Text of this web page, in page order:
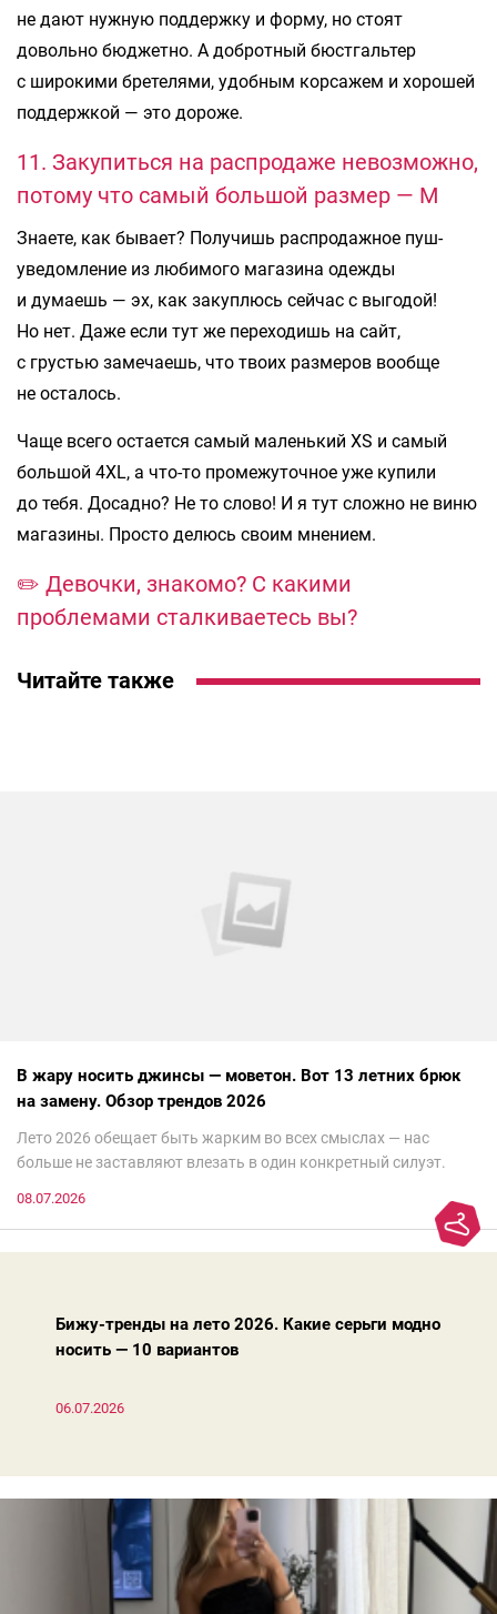
не дают нужную поддержку и форму, но стоят
довольно бюджетно. А добротный бюстгальтер
с широкими бретелями, удобным корсажем и хорошей
поддержкой — это дороже.
11. Закупиться на распродаже невозможно,
потому что самый большой размер — М
Знаете, как бывает? Получишь распродажное пуш-
уведомление из любимого магазина одежды
и думаешь — эх, как закуплюсь сейчас с выгодой!
Но нет. Даже если тут же переходишь на сайт,
с грустью замечаешь, что твоих размеров вообще
не осталось.
Чаще всего остается самый маленький XS и самый
большой 4XL, а что-то промежуточное уже купили
до тебя. Досадно? Не то слово! И я тут сложно не виню
магазины. Просто делюсь своим мнением.
✏️ Девочки, знакомо? С какими
проблемами сталкиваетесь вы?
Читайте также
В жару носить джинсы — моветон. Вот 13 летних брюк
на замену. Обзор трендов 2026
Лето 2026 обещает быть жарким во всех смыслах — нас
больше не заставляют влезать в один конкретный силуэт.
отсеяла не носибельный шлак и собрала 13 трендов
08.07.2026
Бижу-тренды на лето 2026. Какие серьги модно
носить — 10 вариантов
06.07.2026